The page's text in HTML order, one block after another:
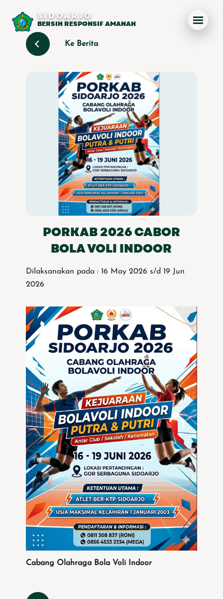
SIDOARJO
BERSIH RESPONSIF AMANAH
Ke Berita
PORKAB 2026 CABOR
BOLA VOLI INDOOR
Dilaksanakan pada : 16 May 2026 s/d 19 Jun
2026
Cabang Olahraga Bola Voli Indoor